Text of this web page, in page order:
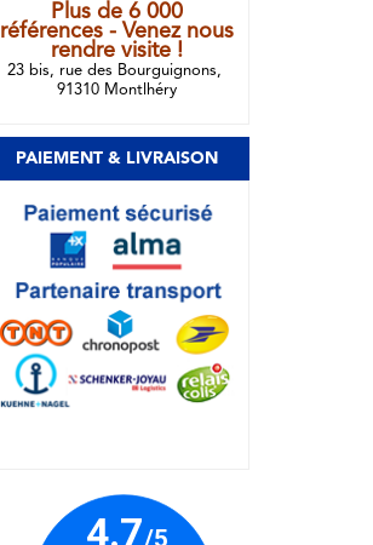
Plus de 6 000
références - Venez nous
rendre visite !
23 bis, rue des Bourguignons,
91310 Montlhéry
PAIEMENT & LIVRAISON